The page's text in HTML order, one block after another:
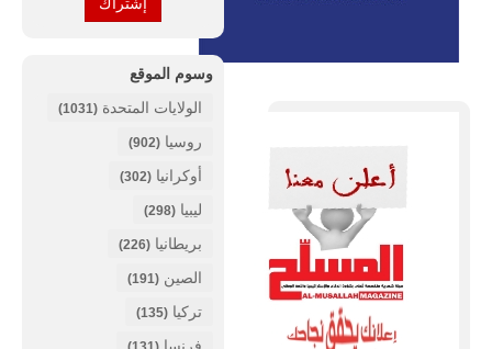
وسوم الموقع
الولايات المتحدة (1031)
روسيا (902)
أوكرانيا (302)
ليبيا (298)
بريطانيا (226)
الصين (191)
تركيا (135)